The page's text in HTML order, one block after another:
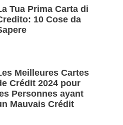
Tua Prima Carta di
10 Cose da
Meilleures Cartes
Crédit 2024 pour
Personnes ayant
Mauvais Crédit